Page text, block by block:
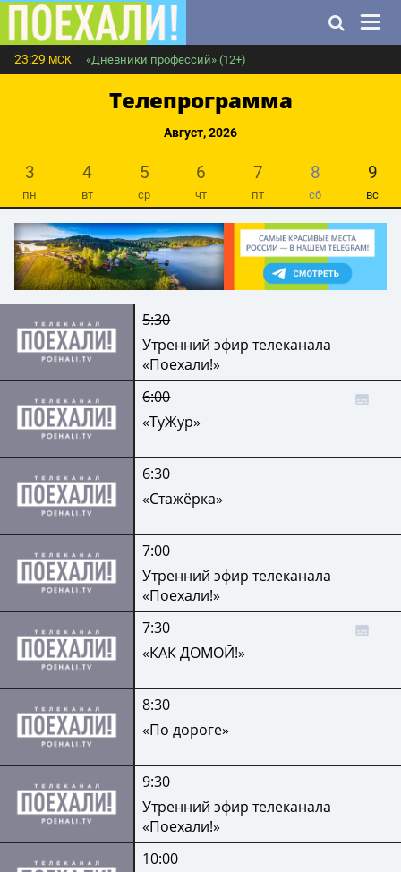
23:29 МСК «Дневники профессий» (12+)
Телепрограмма
Август, 2026
3
пн
4
вт
5
ср
6
чт
7
пт
8
сб
9
вс
5:30
Утренний эфир телеканала
«Поехали!»
6:00
«ТуЖур»
6:30
«Стажёрка»
7:00
Утренний эфир телеканала
«Поехали!»
7:30
«КАК ДОМОЙ!»
8:30
«По дороге»
9:30
Утренний эфир телеканала
«Поехали!»
10:00